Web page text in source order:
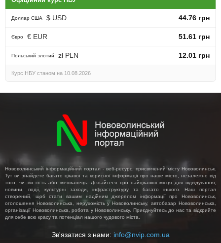
Доллар США $ USD 44.76 грн
Євро € EUR 51.61 грн
Польський злотий zł PLN 12.01 грн
Курс НБУ станом на 10.08.2026
Нововолинський інформаційний портал - веб-ресурс, присвячений місту Нововолинськ.
Тут ви знайдете багато цікавої та корисної інформації про наше місто, незалежно від
того, чи ви гість або мешканець. Дізнайтеся про найцікавіші місця для відвідування,
новини, події, культурні заходи, інфраструктуру та багато іншого. Наш портал
створений, щоб стати вашим надійним джерелом інформації про Нововолинськ,
оголошення Нововолинська, нерухомість у Нововолинську, автобазар Нововолинська,
організації Нововолинська, робота у Нововолинську. Приєднуйтесь до нас та відкрийте
для себе всю красу та потенціал нашого чудового міста.
Зв'язатися з нами: info@nvip.com.ua